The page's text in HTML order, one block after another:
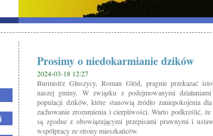
Prosimy o niedokarmianie dzików
2024-03-18 12:27
Burmistrz Głuszycy, Roman Głód, pragnie przekazać
naszej gminy. W związku z podejmowanymi
populacji dzików, które stanowią źródło zaniepokojenia
zachowanie zrozumienia i cierpliwości. Warto podkreślić,
są zgodne z obowiązującymi przepisami prawnymi i
współpracy ze strony mieszkańców.